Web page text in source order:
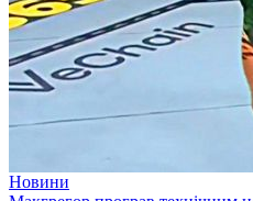
Новини